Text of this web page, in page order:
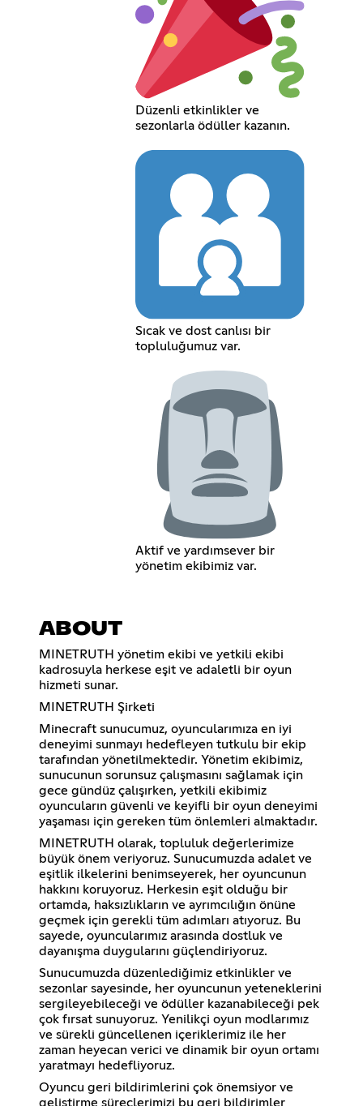
Düzenli etkinlikler ve
sezonlarla ödüller kazanın.
Sıcak ve dost canlısı bir
topluluğumuz var.
Aktif ve yardımsever bir
yönetim ekibimiz var.
ABOUT
MINETRUTH yönetim ekibi ve yetkili ekibi
kadrosuyla herkese eşit ve adaletli bir oyun
hizmeti sunar.
MINETRUTH Şirketi
Minecraft sunucumuz, oyuncularımıza en iyi
deneyimi sunmayı hedefleyen tutkulu bir ekip
tarafından yönetilmektedir. Yönetim ekibimiz,
sunucunun sorunsuz çalışmasını sağlamak için
gece gündüz çalışırken, yetkili ekibimiz
oyuncuların güvenli ve keyifli bir oyun deneyimi
yaşaması için gereken tüm önlemleri almaktadır.
MINETRUTH olarak, topluluk değerlerimize
büyük önem veriyoruz. Sunucumuzda adalet ve
eşitlik ilkelerini benimseyerek, her oyuncunun
hakkını koruyoruz. Herkesin eşit olduğu bir
ortamda, haksızlıkların ve ayrımcılığın önüne
geçmek için gerekli tüm adımları atıyoruz. Bu
sayede, oyuncularımız arasında dostluk ve
dayanışma duygularını güçlendiriyoruz.
Sunucumuzda düzenlediğimiz etkinlikler ve
sezonlar sayesinde, her oyuncunun yeteneklerini
sergileyebileceği ve ödüller kazanabileceği pek
çok fırsat sunuyoruz. Yenilikçi oyun modlarımız
ve sürekli güncellenen içeriklerimiz ile her
zaman heyecan verici ve dinamik bir oyun ortamı
yaratmayı hedefliyoruz.
Oyuncu geri bildirimlerini çok önemsiyor ve
geliştirme süreçlerimizi bu geri bildirimler